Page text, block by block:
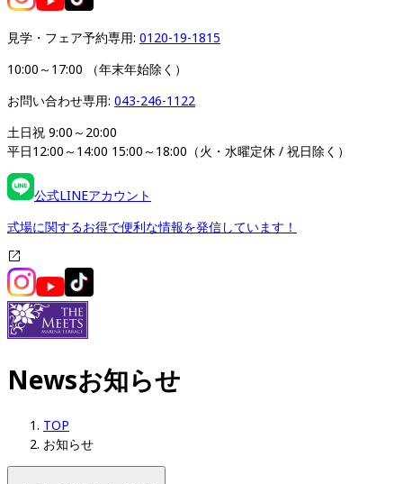
見学・フェア予約専用: 0120-19-1815
10:00～17:00 （年末年始除く）
お問い合わせ専用: 043-246-1122
土日祝 9:00～20:00
平日12:00～14:00 15:00～18:00（火・水曜定休 / 祝日除く）
公式LINEアカウント
式場に関するお得で便利な情報を発信しています！
Newsお知らせ
TOP
お知らせ